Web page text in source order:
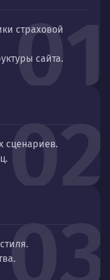
01
страховой
сайта.
02
сценариев.
03